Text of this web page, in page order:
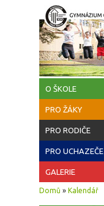
Přejít k hlavnímu obsahu
O ŠKOLE
PRO ŽÁKY
PRO RODIČE
PRO UCHAZEČE
GALERIE
Jste zde
Domů » Kalendář